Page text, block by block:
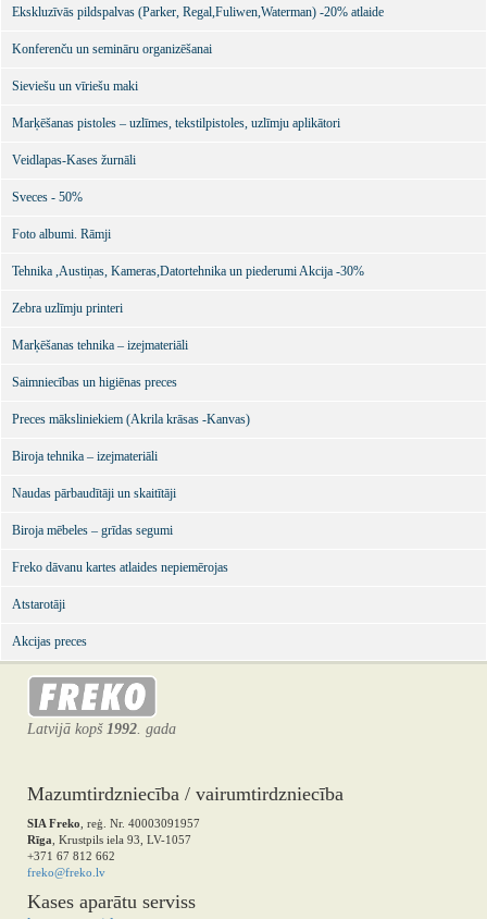
Ekskluzīvās pildspalvas (Parker, Regal,Fuliwen,Waterman) -20% atlaide
Konferenču un semināru organizēšanai
Sieviešu un vīriešu maki
Marķēšanas pistoles – uzlīmes, tekstilpistoles, uzlīmju aplikātori
Veidlapas-Kases žurnāli
Sveces - 50%
Foto albumi. Rāmji
Tehnika ,Austiņas, Kameras,Datortehnika un piederumi Akcija -30%
Zebra uzlīmju printeri
Marķēšanas tehnika – izejmateriāli
Saimniecības un higiēnas preces
Preces māksliniekiem (Akrila krāsas -Kanvas)
Biroja tehnika – izejmateriāli
Naudas pārbaudītāji un skaitītāji
Biroja mēbeles – grīdas segumi
Freko dāvanu kartes atlaides nepiemērojas
Atstarotāji
Akcijas preces
Latvijā kopš 1992. gada
Mazumtirdzniecība / vairumtirdzniecība
SIA Freko , reģ. Nr. 40003091957
Rīga , Krustpils iela 93, LV-1057
+371 67 812 662
freko@freko.lv
Kases aparātu serviss